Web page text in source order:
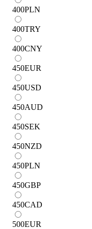
400PLN
400TRY
400CNY
450EUR
450USD
450AUD
450SEK
450NZD
450PLN
450GBP
450CAD
500EUR